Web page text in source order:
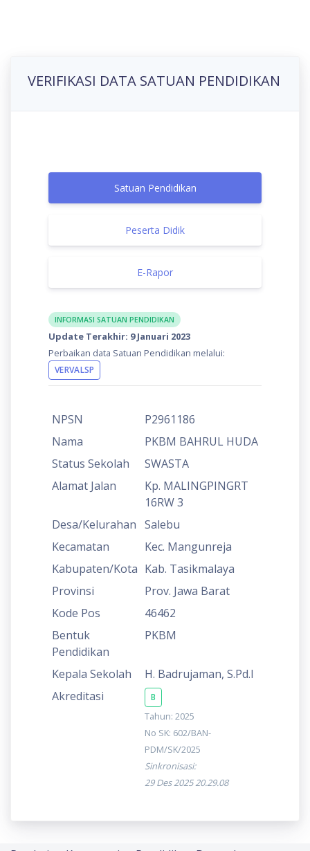
VERIFIKASI DATA SATUAN PENDIDIKAN
Satuan Pendidikan
Peserta Didik
E-Rapor
INFORMASI SATUAN PENDIDIKAN
Update Terakhir: 9 Januari 2023
Perbaikan data Satuan Pendidikan melalui:
VERVALSP
NPSN
P2961186
Nama
PKBM BAHRUL HUDA
Status Sekolah
SWASTA
Alamat Jalan
Kp. MALINGPINGRT
16RW 3
Desa/Kelurahan Salebu
Kecamatan
Kec. Mangunreja
Kabupaten/Kota Kab. Tasikmalaya
Provinsi
Prov. Jawa Barat
Kode Pos
46462
Bentuk
Pendidikan
PKBM
Kepala Sekolah
H. Badrujaman, S.Pd.I
Akreditasi
B
Tahun: 2025
No SK: 602/BAN-
PDM/SK/2025
Sinkronisasi:
29 Des 2025 20.29.08